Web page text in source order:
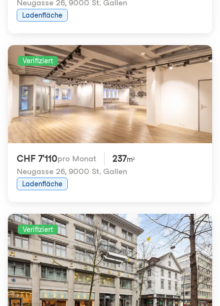
Neugasse 26, 9000 St. Gallen
Ladenfläche
Verifiziert
CHF 7'110pro Monat 237m²
Neugasse 26, 9000 St. Gallen
Ladenfläche
Verifiziert